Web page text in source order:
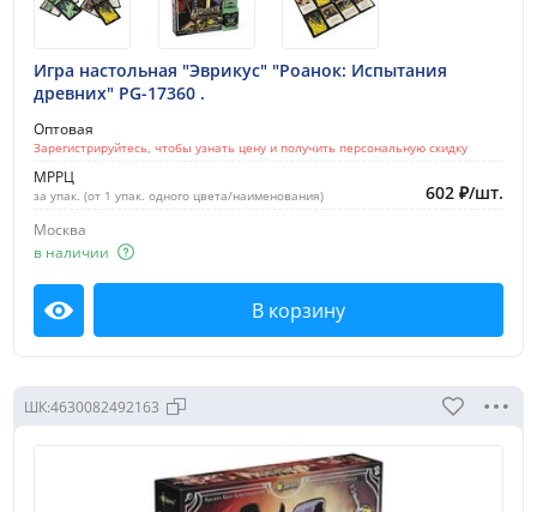
Игра настольная "Эврикус" "Роанок: Испытания
древних" PG-17360 .
Оптовая
Зарегистрируйтесь, чтобы узнать цену и получить персональную скидку
МРРЦ
за упак. (от 1 упак. одного цвета/наименования) 602 ₽/шт.
Москва
в наличии
Посмотреть В корзину
ШК:4630082492163